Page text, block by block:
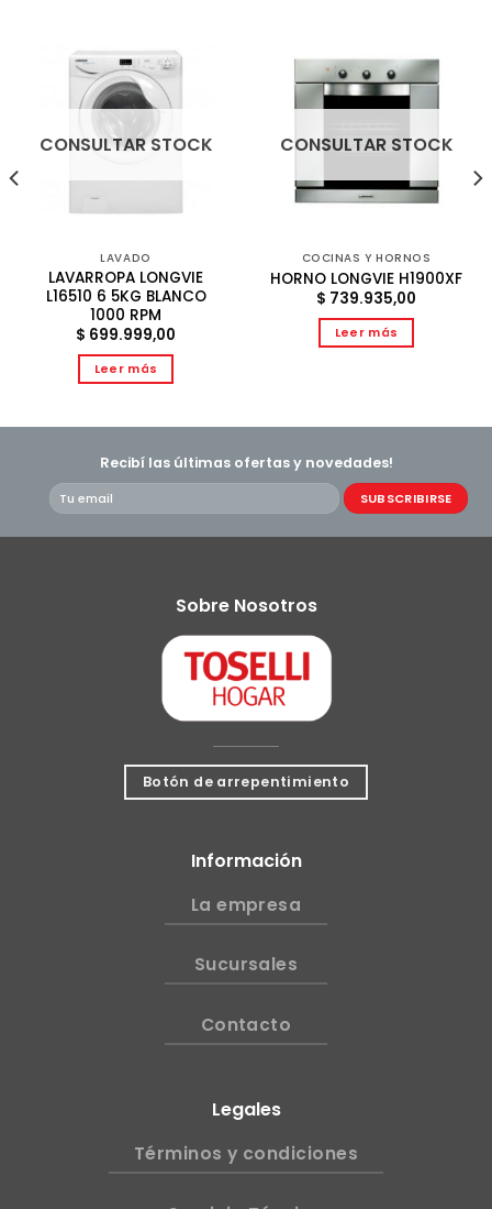
CONSULTAR STOCK
LAVADO
LAVARROPA LONGVIE
L16510 6 5KG BLANCO
1000 RPM
$ 699.999,00
Leer más
CONSULTAR STOCK
COCINAS Y HORNOS
HORNO LONGVIE H1900XF
$ 739.935,00
Leer más
Recibí las últimas ofertas y novedades!
Sobre Nosotros
Botón de arrepentimiento
Información
La empresa
Sucursales
Contacto
Legales
Términos y condiciones